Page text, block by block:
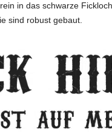
in das schwarze
sind robust gebaut.